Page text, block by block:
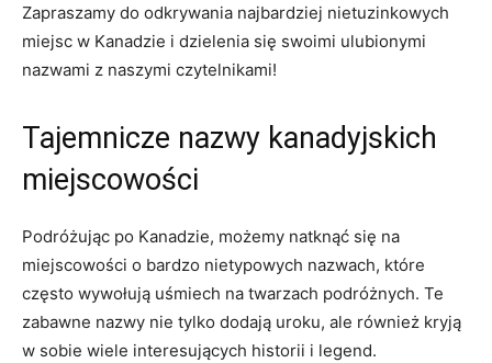
Zapraszamy do odkrywania najbardziej nietuzinkowych
miejsc w Kanadzie i ⁢dzielenia się swoimi ⁣ulubionymi
nazwami z naszymi czytelnikami!
Tajemnicze nazwy⁤ kanadyjskich
miejscowości
Podróżując po Kanadzie, możemy ⁢natknąć ⁢się ⁤na
miejscowości o bardzo nietypowych‍ nazwach, które
często‍ wywołują uśmiech na twarzach podróżnych. Te⁢
zabawne nazwy nie tylko⁣ dodają uroku, ale również kryją
⁢w ⁤sobie⁣ wiele interesujących historii i legend.